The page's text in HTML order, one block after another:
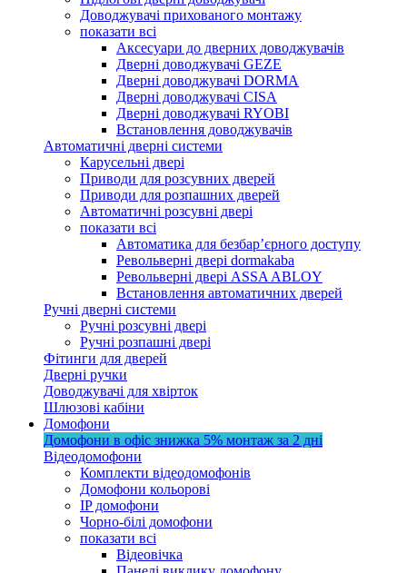
Доводжувачі прихованого монтажу
показати всі
Аксесуари до дверних доводжувачів
Дверні доводжувачі GEZE
Дверні доводжувачі DORMA
Дверні доводжувачі CISA
Дверні доводжувачі RYOBI
Встановлення доводжувачів
Автоматичні дверні системи
Карусельні двері
Приводи для розсувних дверей
Приводи для розпашних дверей
Автоматичні розсувні двері
показати всі
Автоматика для безбар’єрного доступу
Револьверні двері dormakaba
Револьверні двері ASSA ABLOY
Встановлення автоматичних дверей
Ручні дверні системи
Ручні розсувні двері
Ручні розпашні двері
Фітинги для дверей
Дверні ручки
Доводжувачі для хвірток
Шлюзові кабіни
Домофони
Домофони в офіс знижка 5% монтаж за 2 дні
Відеодомофони
Комплекти відеодомофонів
Домофони кольорові
IP домофони
Чорно-білі домофони
показати всі
Відеовічка